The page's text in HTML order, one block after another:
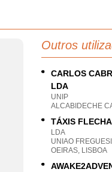
Outros
CARLOS
LDA
UNIP
ALCABIDECHE
TÁXIS
LDA
UNIAO
OEIRAS, LISBOA